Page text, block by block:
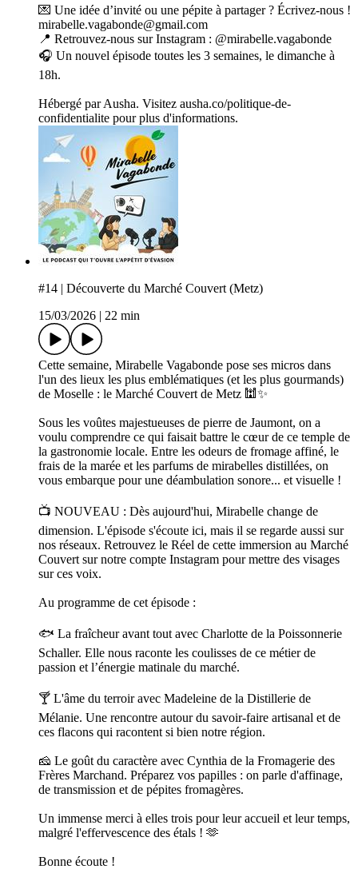
💌 Une idée d’invité ou une pépite à partager ? Écrivez-nous !
mirabelle.vagabonde@gmail.com
📍 Retrouvez-nous sur Instagram : @mirabelle.vagabonde
🎧 Un nouvel épisode toutes les 3 semaines, le dimanche à
18h.
Hébergé par Ausha. Visitez ausha.co/politique-de-
confidentialite pour plus d'informations.
#14 | Découverte du Marché Couvert (Metz)
15/03/2026
22 min
Cette semaine, Mirabelle Vagabonde pose ses micros dans
l'un des lieux les plus emblématiques (et les plus gourmands)
de Moselle : le Marché Couvert de Metz 🕍✨
Sous les voûtes majestueuses de pierre de Jaumont, on a
voulu comprendre ce qui faisait battre le cœur de ce temple de
la gastronomie locale. Entre les odeurs de fromage affiné, le
frais de la marée et les parfums de mirabelles distillées, on
vous embarque pour une déambulation sonore... et visuelle !
📺 NOUVEAU : Dès aujourd'hui, Mirabelle change de
dimension. L'épisode s'écoute ici, mais il se regarde aussi sur
nos réseaux. Retrouvez le Réel de cette immersion au Marché
Couvert sur notre compte Instagram pour mettre des visages
sur ces voix.
Au programme de cet épisode :
🐟 La fraîcheur avant tout avec Charlotte de la Poissonnerie
Schaller. Elle nous raconte les coulisses de ce métier de
passion et l’énergie matinale du marché.
🍸 L'âme du terroir avec Madeleine de la Distillerie de
Mélanie. Une rencontre autour du savoir-faire artisanal et de
ces flacons qui racontent si bien notre région.
🧀 Le goût du caractère avec Cynthia de la Fromagerie des
Frères Marchand. Préparez vos papilles : on parle d'affinage,
de transmission et de pépites fromagères.
Un immense merci à elles trois pour leur accueil et leur temps,
malgré l'effervescence des étals ! 🫶
Bonne écoute !